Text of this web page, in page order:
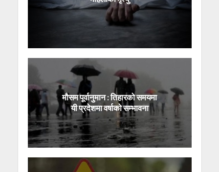
मौसम पूर्वानुमान : तिहारको समयमा
यी प्रदेशमा वर्षाको सम्भावना